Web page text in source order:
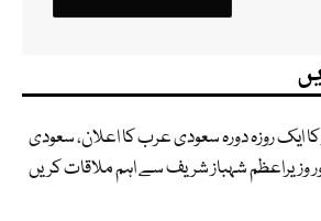
ایک روزہ دورہ سعودی عرب کا اعلان، سعودی
وزیراعظم شہباز شریف سے اہم ملاقات کریں